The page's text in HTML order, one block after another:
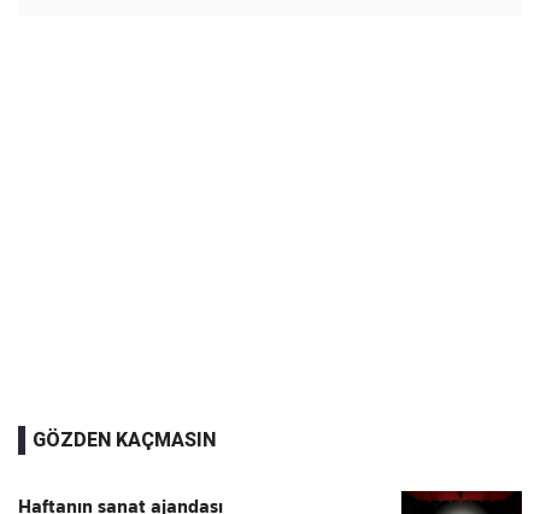
GÖZDEN KAÇMASIN
Haftanın sanat ajandası